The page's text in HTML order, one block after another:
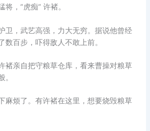
，”虎痴” 许褚。
卫，武艺高强，力大无穷。据说他曾经
数百步，吓得敌人不敢上前。
褚亲自把守粮草仓库，看来曹操对粮草
。
麻烦了。有许褚在这里，想要烧毁粮草